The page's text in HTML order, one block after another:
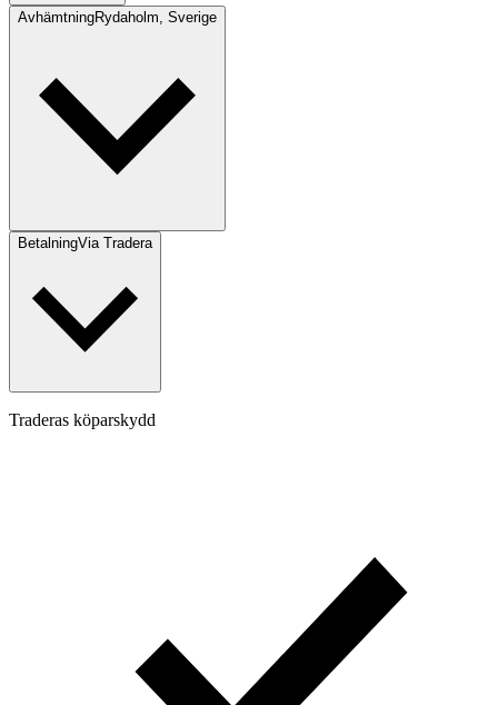
AvhämtningRydaholm, Sverige
BetalningVia Tradera
Traderas köparskydd